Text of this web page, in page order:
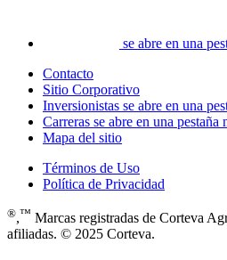
se abre en una
Contacto
Sitio Corporativo
Inversionistas se abre en una
Carreras se abre en una pestaña
Mapa del sitio
Términos de Uso
Política de Privacidad
®,™ Marcas registradas de Corteva
afiliadas. © 2025 Corteva.